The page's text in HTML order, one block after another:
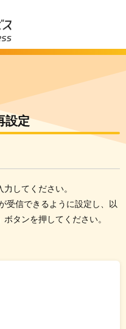
設定
してください。
受信できるように設定し、以
タンを押してください。